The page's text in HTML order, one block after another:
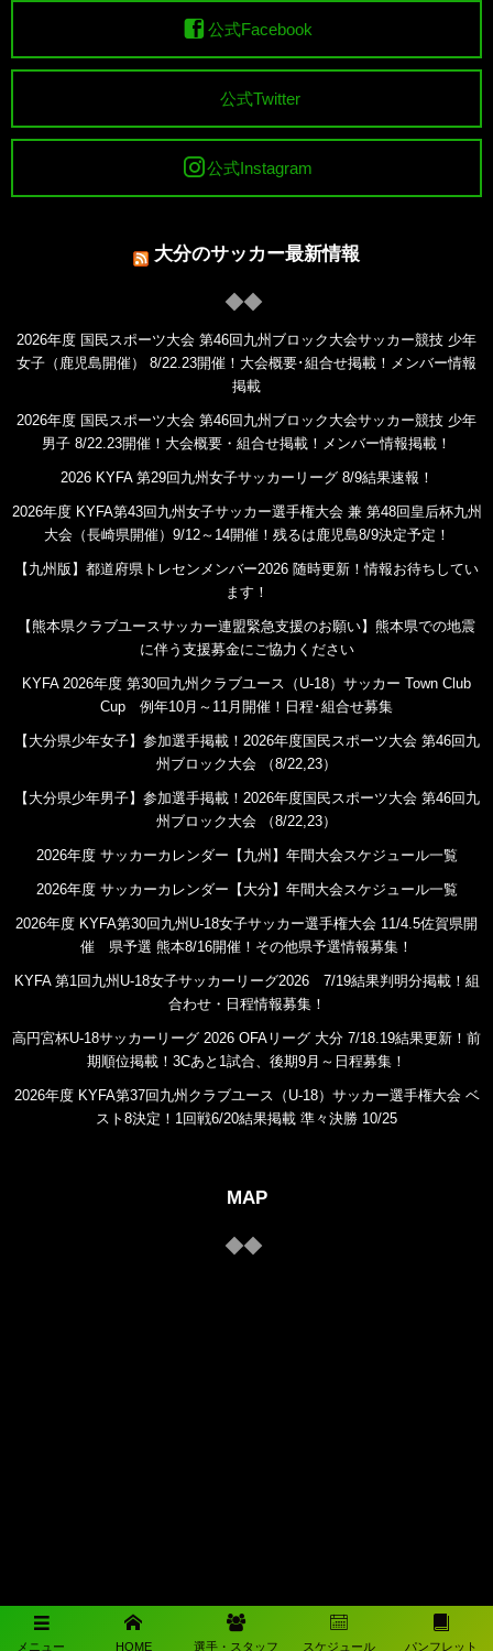
メニュー HOME 選手・スタッフ スケジュール パンフレット
公式Facebook
公式Twitter
公式Instagram
大分のサッカー最新情報
2026年度 国民スポーツ大会 第46回九州ブロック大会サッカー競技 少年
女子（鹿児島開催） 8/22.23開催！大会概要･組合せ掲載！メンバー情報
掲載
2026年度 国民スポーツ大会 第46回九州ブロック大会サッカー競技 少年
男子 8/22.23開催！大会概要・組合せ掲載！メンバー情報掲載！
2026 KYFA 第29回九州女子サッカーリーグ 8/9結果速報！
2026年度 KYFA第43回九州女子サッカー選手権大会 兼 第48回皇后杯九州
大会（長崎県開催）9/12～14開催！残るは鹿児島8/9決定予定！
【九州版】都道府県トレセンメンバー2026 随時更新！情報お待ちしてい
ます！
【熊本県クラブユースサッカー連盟緊急支援のお願い】熊本県での地震
に伴う支援募金にご協力ください
KYFA 2026年度 第30回九州クラブユース（U-18）サッカー Town Club
Cup 例年10月～11月開催！日程･組合せ募集
【大分県少年女子】参加選手掲載！2026年度国民スポーツ大会 第46回九
州ブロック大会 （8/22,23）
【大分県少年男子】参加選手掲載！2026年度国民スポーツ大会 第46回九
州ブロック大会 （8/22,23）
2026年度 サッカーカレンダー【九州】年間大会スケジュール一覧
2026年度 サッカーカレンダー【大分】年間大会スケジュール一覧
2026年度 KYFA第30回九州U-18女子サッカー選手権大会 11/4.5佐賀県開
催 県予選 熊本8/16開催！その他県予選情報募集！
KYFA 第1回九州U-18女子サッカーリーグ2026 7/19結果判明分掲載！組
合わせ・日程情報募集！
高円宮杯U-18サッカーリーグ 2026 OFAリーグ 大分 7/18.19結果更新！前
期順位掲載！3Cあと1試合、後期9月～日程募集！
2026年度 KYFA第37回九州クラブユース（U-18）サッカー選手権大会 ベ
スト8決定！1回戦6/20結果掲載 準々決勝 10/25
MAP